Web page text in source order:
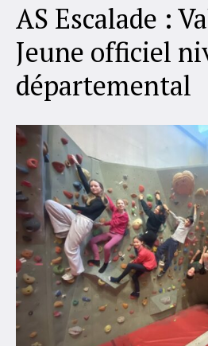
AS Escalade :
Jeune officiel
départemental